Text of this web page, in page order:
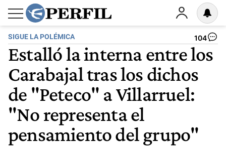
SIGUE LA POLÉMICA 104
Estalló la interna entre los
Carabajal tras los dichos
de "Peteco" a Villarruel:
"No representa el
pensamiento del grupo"